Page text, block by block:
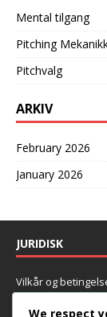
Mental tilgang
Pitching
Pitchvalg
ARKIV
February 2026
January 2026
JURIDISK
Vilkår og
Hvem vi er
We respect